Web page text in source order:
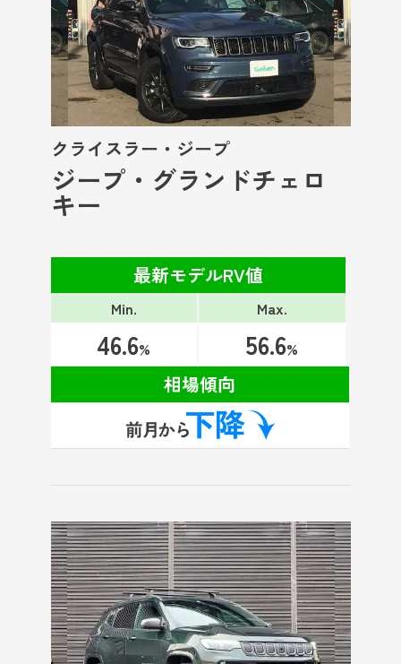
クライスラー・ジープ
ジープ・グランドチェロ
キー
最新モデルRV値
Min.
46.6%
Max.
56.6%
相場傾向